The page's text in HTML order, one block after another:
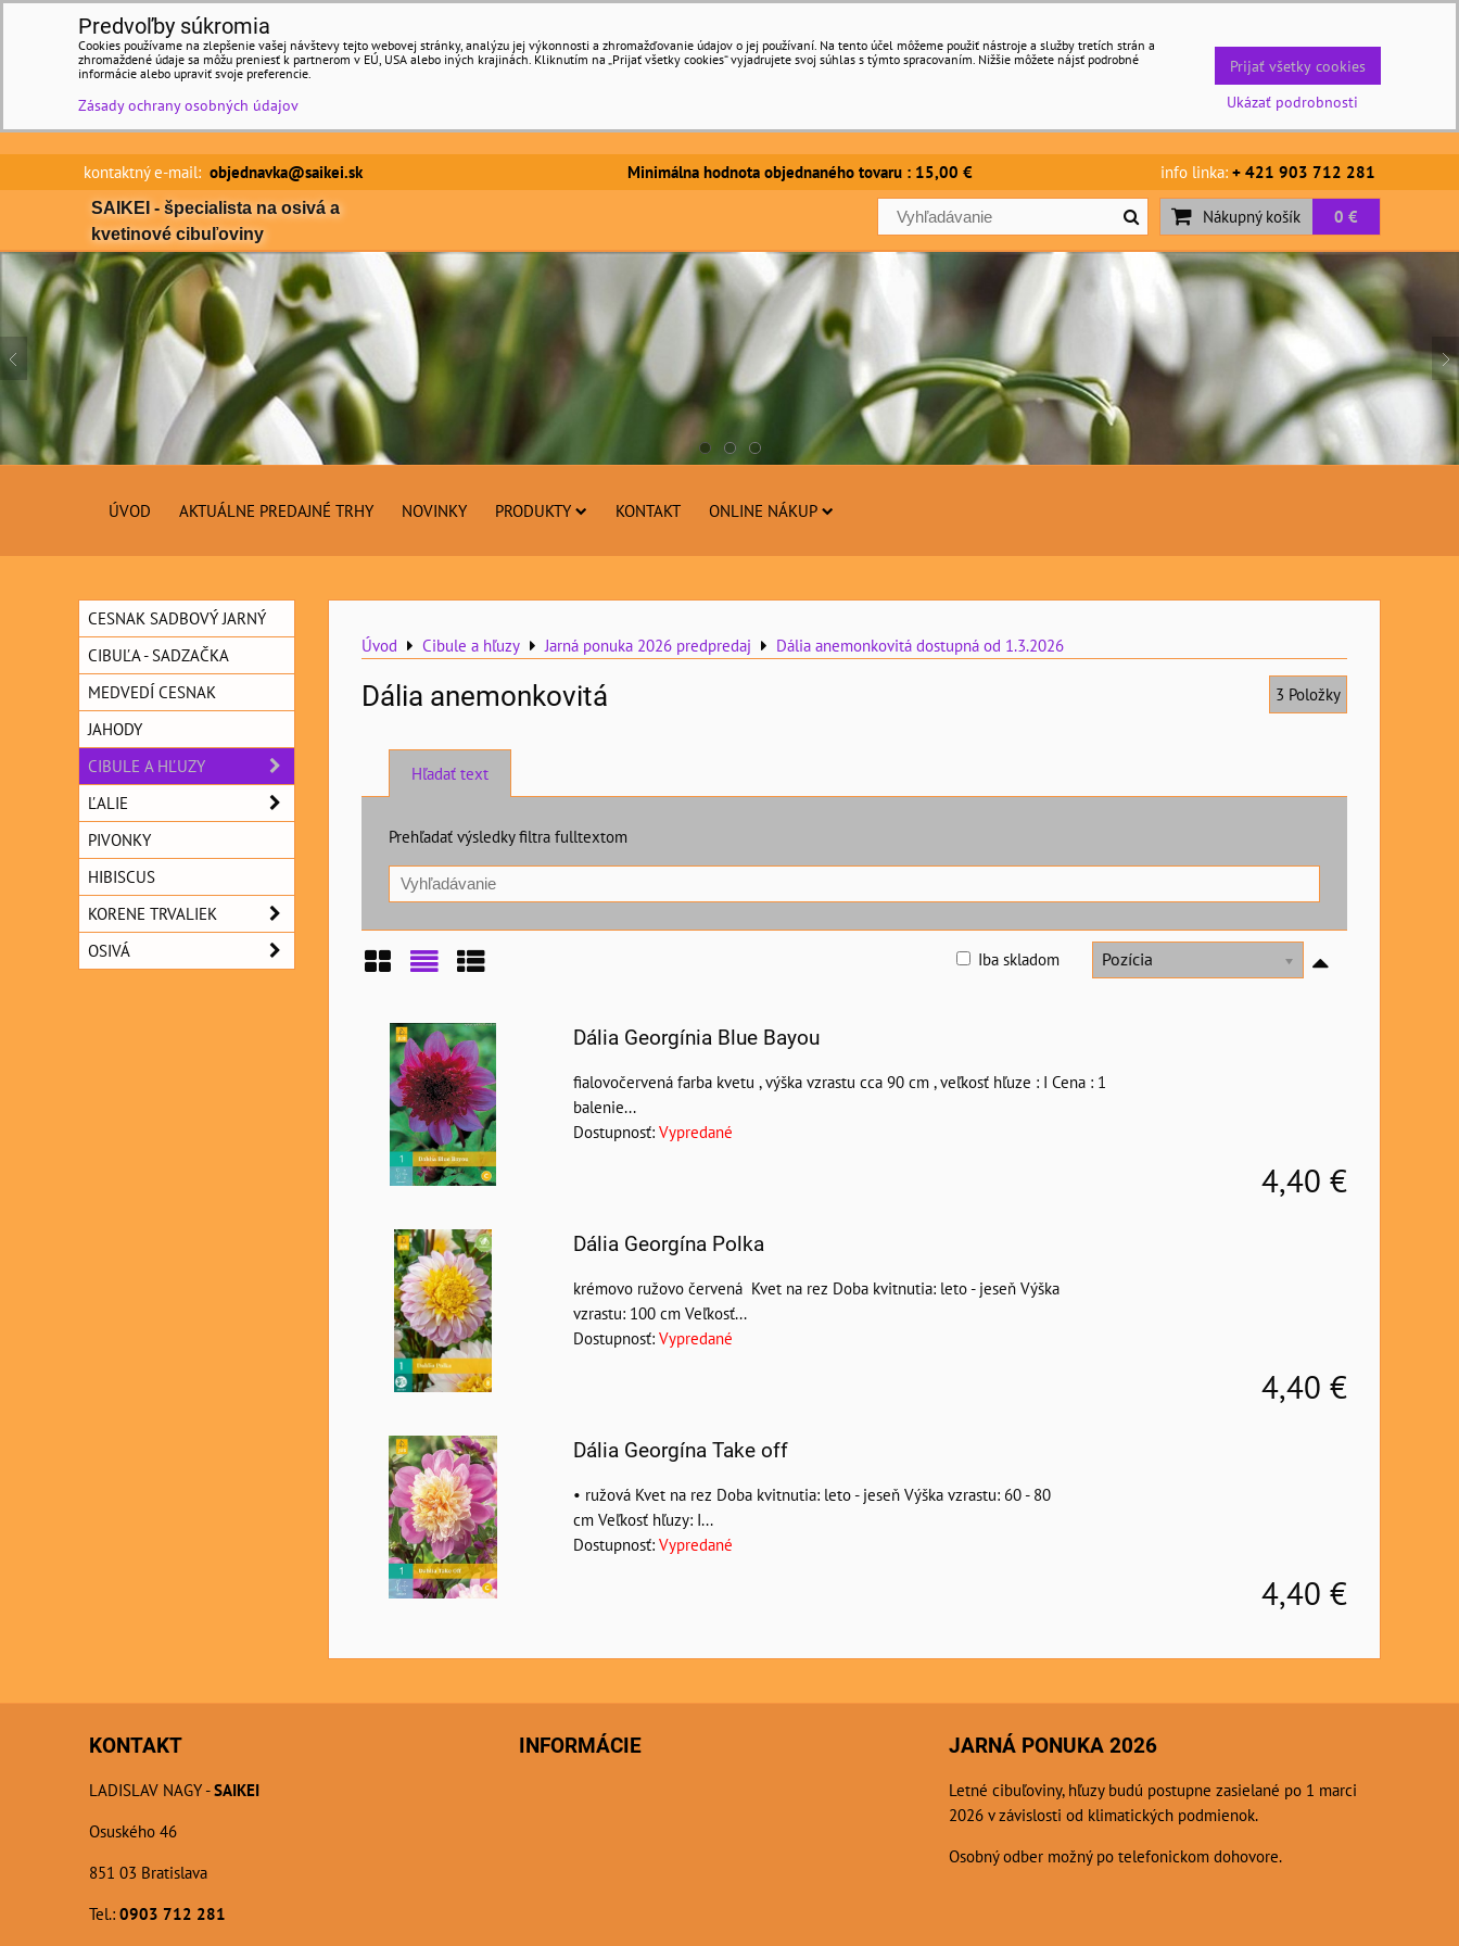
kontaktný e-mail: objednavka@saikei.sk Minimálna hodnota objednaného tovaru : 15,00 € info linka: + 421 903 712 281
SAIKEI - špecialista na osivá a
kvetinové cibuľoviny
Nákupný košík 0 €
ÚVOD AKTUÁLNE PREDAJNÉ TRHY NOVINKY PRODUKTY KONTAKT ONLINE NÁKUP
Úvod Cibule a hľuzy Jarná ponuka 2026 predpredaj Dália anemonkovitá dostupná od 1.3.2026
Dália anemonkovitá 3 Položky
Hľadať text
Prehľadať výsledky filtra fulltextom
Pozícia
Iba skladom
Dália Georgínia Blue Bayou
fialovočervená farba kvetu , výška vzrastu cca 90 cm , veľkosť hľuze : I Cena : 1
balenie...
Dostupnosť: Vypredané
4,40 €
Dália Georgína Polka
krémovo ružovo červená Kvet na rez Doba kvitnutia: leto - jeseň Výška
vzrastu: 100 cm Veľkosť...
Dostupnosť: Vypredané
4,40 €
Dália Georgína Take off
• ružová Kvet na rez Doba kvitnutia: leto - jeseň Výška vzrastu: 60 - 80
cm Veľkosť hľuzy: I...
Dostupnosť: Vypredané
4,40 €
CESNAK SADBOVÝ JARNÝ
CIBUĽA - SADZAČKA
MEDVEDÍ CESNAK
JAHODY
CIBULE A HĽUZY
ĽALIE
PIVONKY
HIBISCUS
KORENE TRVALIEK
OSIVÁ
KONTAKT
LADISLAV NAGY -SAIKEI
Osuského 46
851 03 Bratislava
Tel.: 0903 712 281
INFORMÁCIE JARNÁ PONUKA 2026
Letné cibuľoviny, hľuzy budú postupne zasielané po 1 marci
2026 v závislosti od klimatických podmienok.
Osobný odber možný po telefonickom dohovore.
Predvoľby súkromia
Cookies používame na zlepšenie vašej návštevy tejto webovej stránky, analýzu jej výkonnosti a zhromažďovanie údajov o jej používaní. Na tento účel môžeme použiť nástroje a služby tretích strán a
zhromaždené údaje sa môžu preniesť k partnerom v EÚ, USA alebo iných krajinách. Kliknutím na „Prijať všetky cookies“ vyjadrujete svoj súhlas s týmto spracovaním. Nižšie môžete nájsť podrobné
informácie alebo upraviť svoje preferencie.
Zásady ochrany osobných údajov Ukázať podrobnosti
Prijať všetky cookies